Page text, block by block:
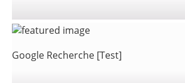
Google Recherche [Test]